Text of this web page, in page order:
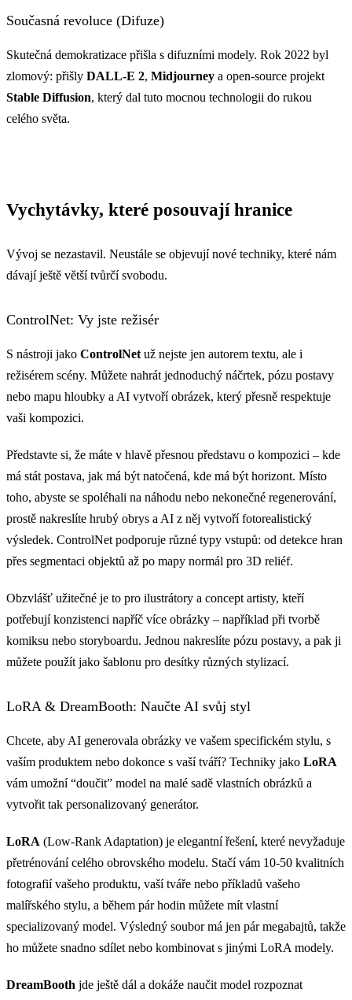
Současná revoluce (Difuze)
Skutečná demokratizace přišla s difuzními modely. Rok 2022 byl
zlomový: přišly DALL-E 2, Midjourney a open-source projekt
Stable Diffusion, který dal tuto mocnou technologii do rukou
celého světa.
Vychytávky, které posouvají hranice
Vývoj se nezastavil. Neustále se objevují nové techniky, které nám
dávají ještě větší tvůrčí svobodu.
ControlNet: Vy jste režisér
S nástroji jako ControlNet už nejste jen autorem textu, ale i
režisérem scény. Můžete nahrát jednoduchý náčrtek, pózu postavy
nebo mapu hloubky a AI vytvoří obrázek, který přesně respektuje
vaši kompozici.
Představte si, že máte v hlavě přesnou představu o kompozici – kde
má stát postava, jak má být natočená, kde má být horizont. Místo
toho, abyste se spoléhali na náhodu nebo nekonečné regenerování,
prostě nakreslíte hrubý obrys a AI z něj vytvoří fotorealistický
výsledek. ControlNet podporuje různé typy vstupů: od detekce hran
přes segmentaci objektů až po mapy normál pro 3D reliéf.
Obzvlášť užitečné je to pro ilustrátory a concept artisty, kteří
potřebují konzistenci napříč více obrázky – například při tvorbě
komiksu nebo storyboardu. Jednou nakreslíte pózu postavy, a pak ji
můžete použít jako šablonu pro desítky různých stylizací.
LoRA & DreamBooth: Naučte AI svůj styl
Chcete, aby AI generovala obrázky ve vašem specifickém stylu, s
vaším produktem nebo dokonce s vaší tváří? Techniky jako LoRA
vám umožní “doučit” model na malé sadě vlastních obrázků a
vytvořit tak personalizovaný generátor.
LoRA (Low-Rank Adaptation) je elegantní řešení, které nevyžaduje
přetrénování celého obrovského modelu. Stačí vám 10-50 kvalitních
fotografií vašeho produktu, vaší tváře nebo příkladů vašeho
malířského stylu, a během pár hodin můžete mít vlastní
specializovaný model. Výsledný soubor má jen pár megabajtů, takže
ho můžete snadno sdílet nebo kombinovat s jinými LoRA modely.
DreamBooth jde ještě dál a dokáže naučit model rozpoznat